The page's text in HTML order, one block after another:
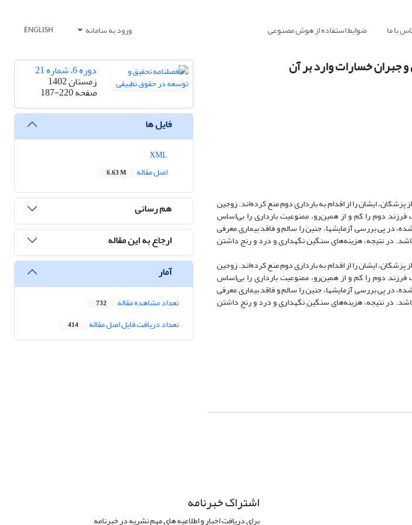
با ما ضوابط استفاده از هوش مصنوعی ورود به سامانه ENGLISH
و جبران خسارات وارد بر آن
ایشان را از اقدام به بارداری دوم منع کرده‌اند. زوجین
دوم را کم و از همین‌رو، ممنوعیت بارداری را بی‌اساس
در پی بررسی آزمایشها، جنین را سالم و فاقد بیماری معرفی
در نتیجه، هزینه‌های سنگین نگهداری و درد و رنج داشتن
ایشان را از اقدام به بارداری دوم منع کرده‌اند. زوجین
دوم را کم و از همین‌رو، ممنوعیت بارداری را بی‌اساس
در پی بررسی آزمایشها، جنین را سالم و فاقد بیماری معرفی
در نتیجه، هزینه‌های سنگین نگهداری و درد و رنج داشتن
دوره 6، شماره 21
زمستان 1402
صفحه187-220
فایل ها
اصل مقاله
6.63 M
هم رسانی
ارجاع به این مقاله
آمار
تعداد مشاهده مقاله 732
تعداد دریافت فایل اصل مقاله 414
اشتراک خبرنامه
برای دریافت اخبار و اطلاعیه های مهم نشریه در خبرنامه